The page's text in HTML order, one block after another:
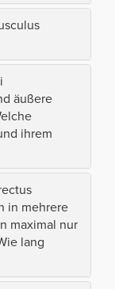
äußere
ihrem
in mehrere
maximal nur
lang